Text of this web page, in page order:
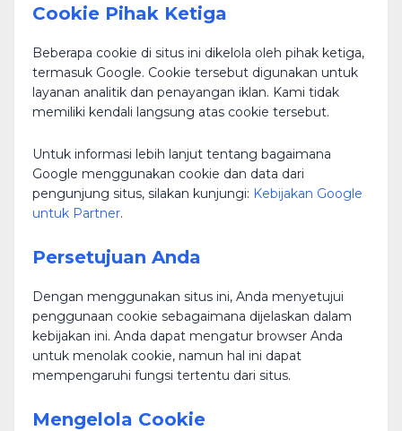
Cookie Pihak Ketiga
Beberapa cookie di situs ini dikelola oleh pihak ketiga,
termasuk Google. Cookie tersebut digunakan untuk
layanan analitik dan penayangan iklan. Kami tidak
memiliki kendali langsung atas cookie tersebut.
Untuk informasi lebih lanjut tentang bagaimana
Google menggunakan cookie dan data dari
pengunjung situs, silakan kunjungi: Kebijakan Google
untuk Partner.
Persetujuan Anda
Dengan menggunakan situs ini, Anda menyetujui
penggunaan cookie sebagaimana dijelaskan dalam
kebijakan ini. Anda dapat mengatur browser Anda
untuk menolak cookie, namun hal ini dapat
mempengaruhi fungsi tertentu dari situs.
Mengelola Cookie